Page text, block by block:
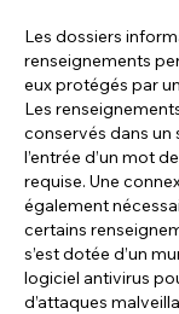
Les dossiers
renseignements
eux protégés par
Les
conservés dans un
l’entrée d’un mot
requise. Une
également
certains
s’est dotée d’un
logiciel antivirus
d’attaques